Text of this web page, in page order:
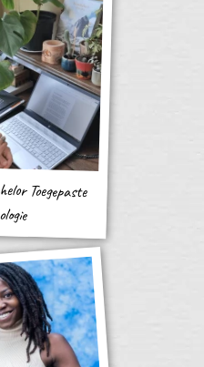
Toegepaste